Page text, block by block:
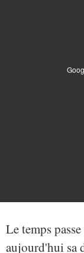
Le temps
aujourd'hui sa